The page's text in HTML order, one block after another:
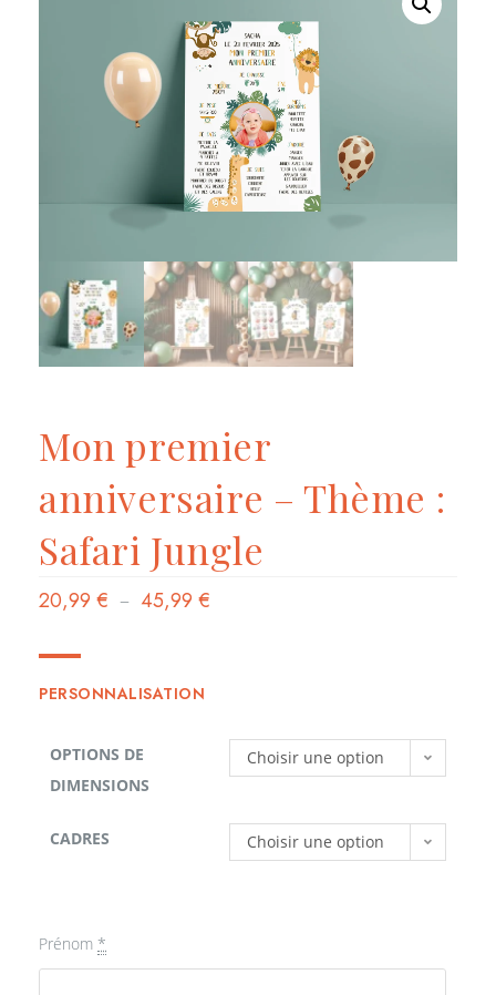
Mon premier
anniversaire – Thème :
Safari Jungle
20,99 € – 45,99 €
PERSONNALISATION
OPTIONS DE
DIMENSIONS
Choisir une option
CADRES Choisir une option
Prénom *